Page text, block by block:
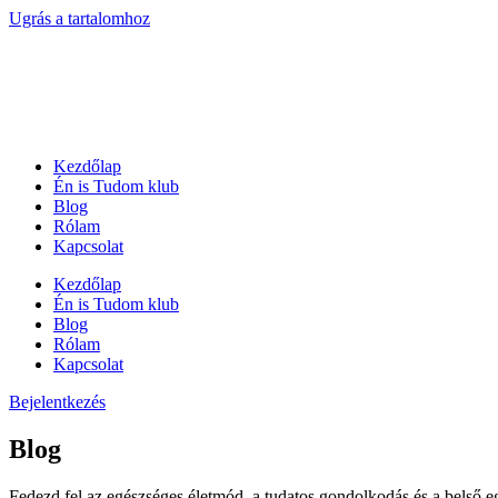
Ugrás a tartalomhoz
Kezdőlap
Én is Tudom klub
Blog
Rólam
Kapcsolat
Kezdőlap
Én is Tudom klub
Blog
Rólam
Kapcsolat
Bejelentkezés
Blog